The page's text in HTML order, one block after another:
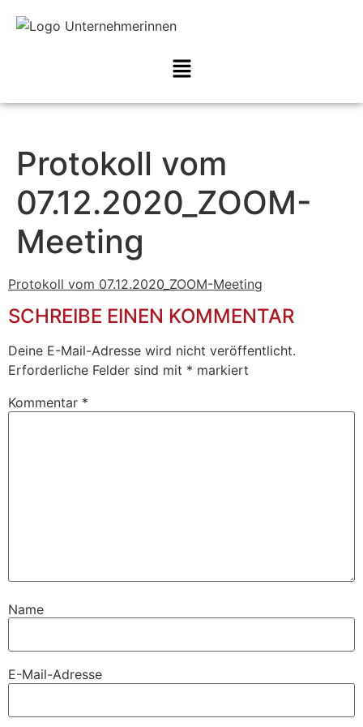
Protokoll vom
07.12.2020_ZOOM-
Meeting
Protokoll vom 07.12.2020_ZOOM-Meeting
SCHREIBE EINEN KOMMENTAR
Deine E-Mail-Adresse wird nicht veröffentlicht.
Erforderliche Felder sind mit * markiert
Kommentar *
Name
E-Mail-Adresse